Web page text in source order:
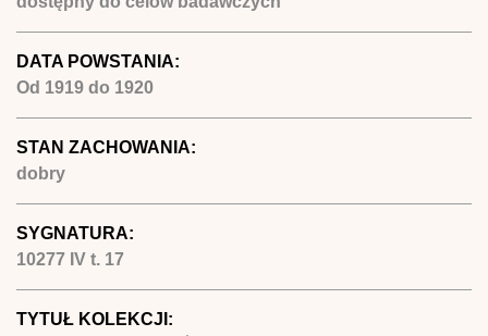
DATA POWSTANIA:
Od 1919 do 1920
STAN ZACHOWANIA:
dobry
SYGNATURA:
10277 IV t. 17
TYTUŁ KOLEKCJI: